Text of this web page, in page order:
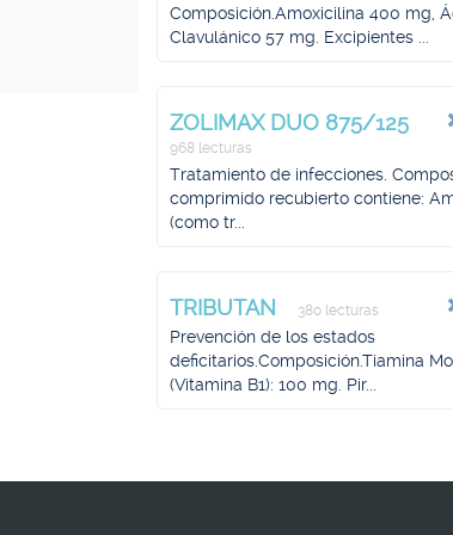
Composición.Amoxicilina 400 mg,
Clavulánico 57 mg. Excipientes ...
ZOLIMAX DUO 875/125
968 lecturas
Tratamiento de infecciones.
comprimido recubierto contiene:
(como tr...
TRIBUTAN 380 lecturas
Prevención de los estados
deficitarios.Composición.Tiamina
(Vitamina B1): 100 mg. Pir...